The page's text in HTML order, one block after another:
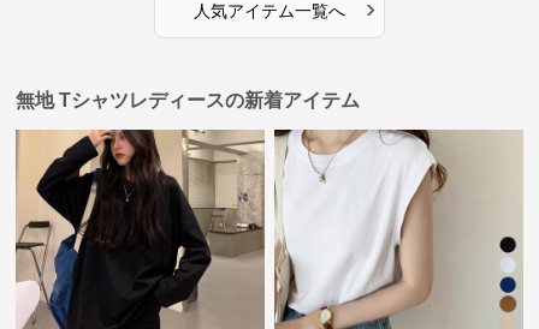
人気アイテム一覧へ ›
無地 Tシャツレディースの新着アイテム